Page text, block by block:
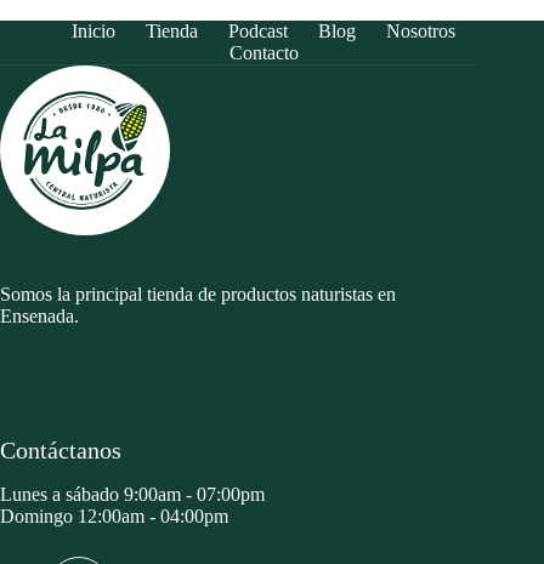
Inicio Tienda Podcast Blog
Nosotros
Contacto
Somos la principal tienda de productos naturistas en
Ensenada.
Contáctanos
Lunes a sábado 9:00am - 07:00pm
Domingo 12:00am - 04:00pm